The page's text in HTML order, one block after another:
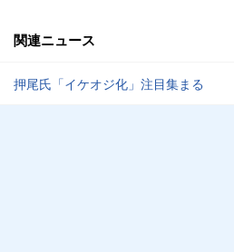
関連ニュース
押尾氏「イケオジ化」注目集まる